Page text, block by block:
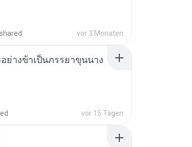
vor 3 Monaten
ย่างข้าเป็นภรรยาขุนนาง
vor 15 Tagen